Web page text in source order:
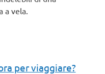
a vela.
per viaggiare?